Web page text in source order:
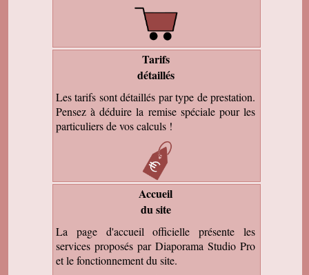
Tarifs
détaillés
Les tarifs sont détaillés par type de prestation.
Pensez à déduire la remise spéciale pour les
particuliers de vos calculs !
Accueil
du site
La page d'accueil officielle présente les
services proposés par Diaporama Studio Pro
et le fonctionnement du site.